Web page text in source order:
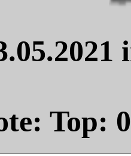
Top: 0